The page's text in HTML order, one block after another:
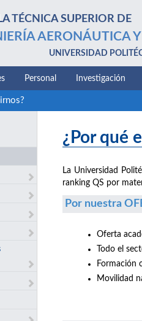
TÉCNICA SUPERIOR DE
AERONÁUTICA
UNIVERSIDAD
Personal Investigación
¿Por qué
La Universidad
ranking QS por
Por nuestra
Oferta
Todo el
Formación
Movilidad